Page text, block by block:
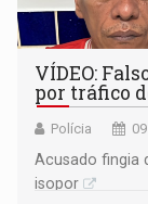
VÍDEO:
por tráfico
Polícia
Acusado fingia
isopor